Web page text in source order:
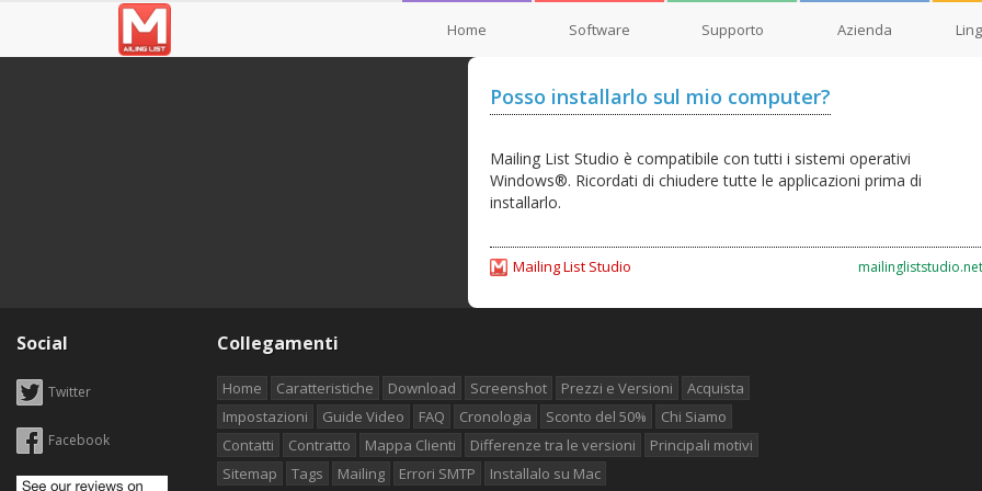
Home Software Supporto Azienda
Posso installarlo sul mio computer?
Mailing List Studio è compatibile con tutti i sistemi operativi
Windows®. Ricordati di chiudere tutte le applicazioni prima di
installarlo.
Mailing List Studio mailingliststudio.net
Social
Twitter
Facebook
Collegamenti
Home Caratteristiche Download Screenshot Prezzi e Versioni
Acquista
Impostazioni
Guide Video FAQ Cronologia Sconto del 50%
Chi Siamo
Contatti
Contratto Mappa Clienti Differenze tra le versioni
Principali motivi
Sitemap
Tags Mailing Errori SMTP Installalo su Mac